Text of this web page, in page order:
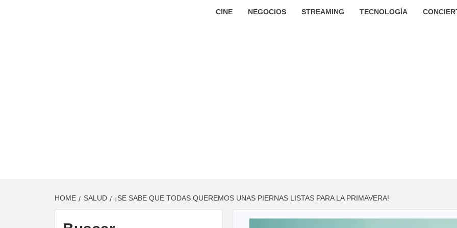
CINE NEGOCIOS STREAMING TECNOLOGÍA
HOME SALUD ¡SE SABE QUE TODAS QUEREMOS UNAS PIERNAS LISTAS PARA LA PRIMAVERA!